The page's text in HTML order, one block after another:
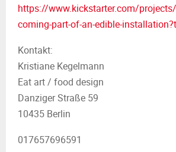
https://www.kickstarter.com/
coming-part-of-an-edible-
Kontakt:
Kristiane Kegelmann
Eat art / food design
Danziger Straße 59
10435 Berlin
017657696591